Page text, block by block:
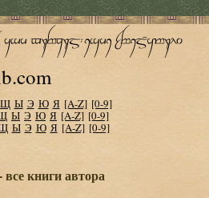
Щ Ы Э Ю Я [A-Z] [0-9]
Ы Э Ю Я [A-Z] [0-9]
Ы Э Ю Я [A-Z] [0-9]
книги автора